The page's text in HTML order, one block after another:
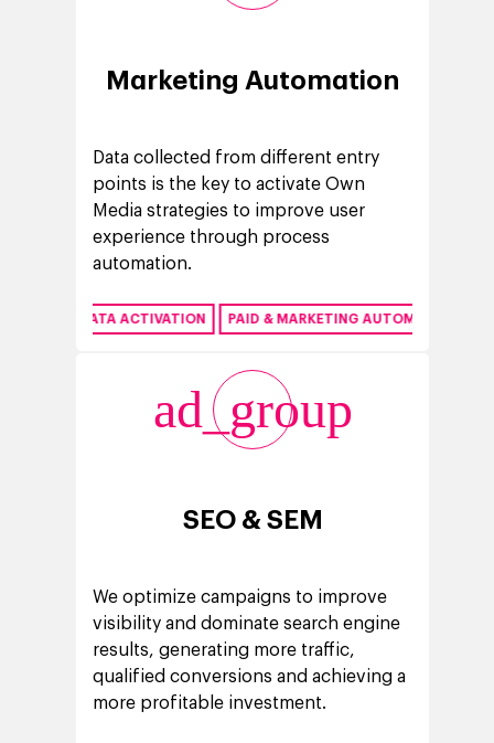
Marketing Automation
Data collected from different entry
points is the key to activate Own
Media strategies to improve user
experience through process
automation.
DATA ACTIVATION PAID & MARKETING AUTOMATION
ad_group
SEO & SEM
We optimize campaigns to improve
visibility and dominate search engine
results, generating more traffic,
qualified conversions and achieving a
more profitable investment.
Company
Investors
Über Making Science
Business
Agentic AI Marketing
Customers